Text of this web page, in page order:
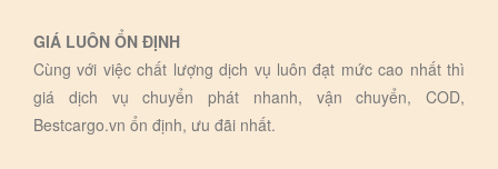
GIÁ LUÔN ỔN ĐỊNH
Cùng với việc chất lượng dịch vụ luôn đạt mức cao nhất thì
giá dịch vụ chuyển phát nhanh, vận chuyển, COD,
Bestcargo.vn ổn định, ưu đãi nhất.